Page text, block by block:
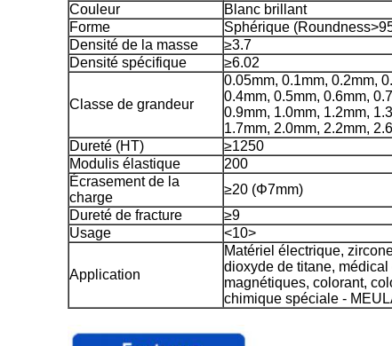
Couleur
Blanc brillant
Forme
Sphérique
Densité de la masse
≥3.7
Densité spécifique
≥6.02
Classe de grandeur
0.05mm, 0.1mm, 0.2mm,
0.4mm, 0.5mm, 0.6mm,
0.9mm, 1.0mm, 1.2mm,
1.7mm, 2.0mm, 2.2mm,
Dureté (HT)
≥1250
Modulis élastique
200
Écrasement de la
charge
≥20 (Φ7mm)
Dureté de fracture
≥9
Usage
<10>
Application
Matériel électrique,
dioxyde de titane,
magnétiques, colorant,
chimique spéciale -